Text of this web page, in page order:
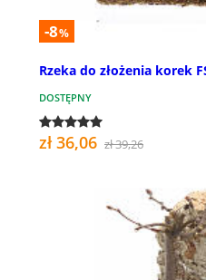
-8%
Rzeka do złożenia korek
DOSTĘPNY
zł 36,06 zł 39,26